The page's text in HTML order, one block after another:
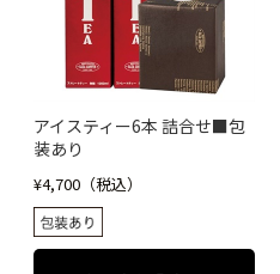
アイスティー6本 詰合せ■包
装あり
¥4,700（税込）